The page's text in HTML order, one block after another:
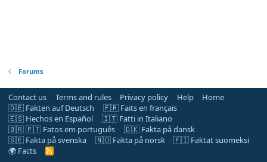
Forums
Contact us Terms and rules Privacy policy Help
Home
🇩🇪 Fakten auf Deutsch
🇫🇷 Faits en français
🇪🇸 Hechos en Español
🇮🇹 Fatti in Italiano
🇧🇷 🇵🇹 Fatos em português
🇩🇰 Fakta på dansk
🇸🇪 Fakta på svenska
🇳🇴 Fakta på norsk
🇫🇮 Faktat suomeksi
🌍 Facts
R